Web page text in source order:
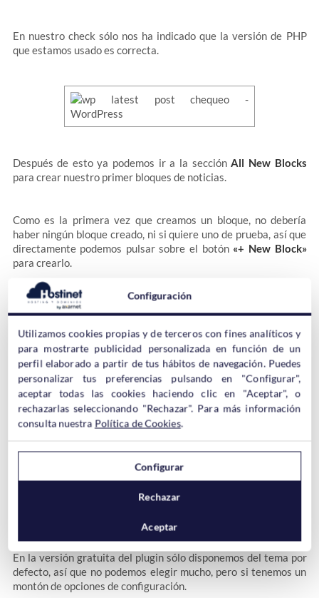
En nuestro check sólo nos ha indicado que la versión de PHP
que estamos usado es correcta.
Después de esto ya podemos ir a la secciónAll New Blocks
para crear nuestro primer bloques de noticias.
Como es la primera vez que creamos un bloque, no debería
haber ningún bloque creado, ni si quiere uno de prueba, así que
directamente podemos pulsar sobre el botón «+ New Block»
para crearlo.
Al crear un nuevo bloque, el menú cambia ligeramente y nos
muestra distintas opciones, que son:
– Back to Block List
Aquí podemos seleccionar desde dónde queremos obtener el
contenido. Podemos elegir una categoría, una selección de post,
etc… Es muy flexible en este aspecto.
– Vista y Tema
En la versión gratuita del plugin sólo disponemos del tema por
defecto, así que no podemos elegir mucho, pero si tenemos un
montón de opciones de configuración.
Configuración
Utilizamos cookies propias y de terceros con fines analíticos y
para mostrarte publicidad personalizada en función de un
perfil elaborado a partir de tus hábitos de navegación. Puedes
personalizar tus preferencias pulsando en "Configurar",
aceptar todas las cookies haciendo clic en "Aceptar", o
rechazarlas seleccionando "Rechazar". Para más información
consulta nuestra Política de Cookies.
Configurar
Rechazar
Aceptar